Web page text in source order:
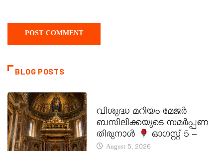
BLOG POSTS
വിശുദ്ധ മറിയം മേജർ
ബസിലിക്കയുടെ സമർപ്പണ
തിരുനാൾ
ഓഗസ്റ്റ് 5 –
August 5, 2026